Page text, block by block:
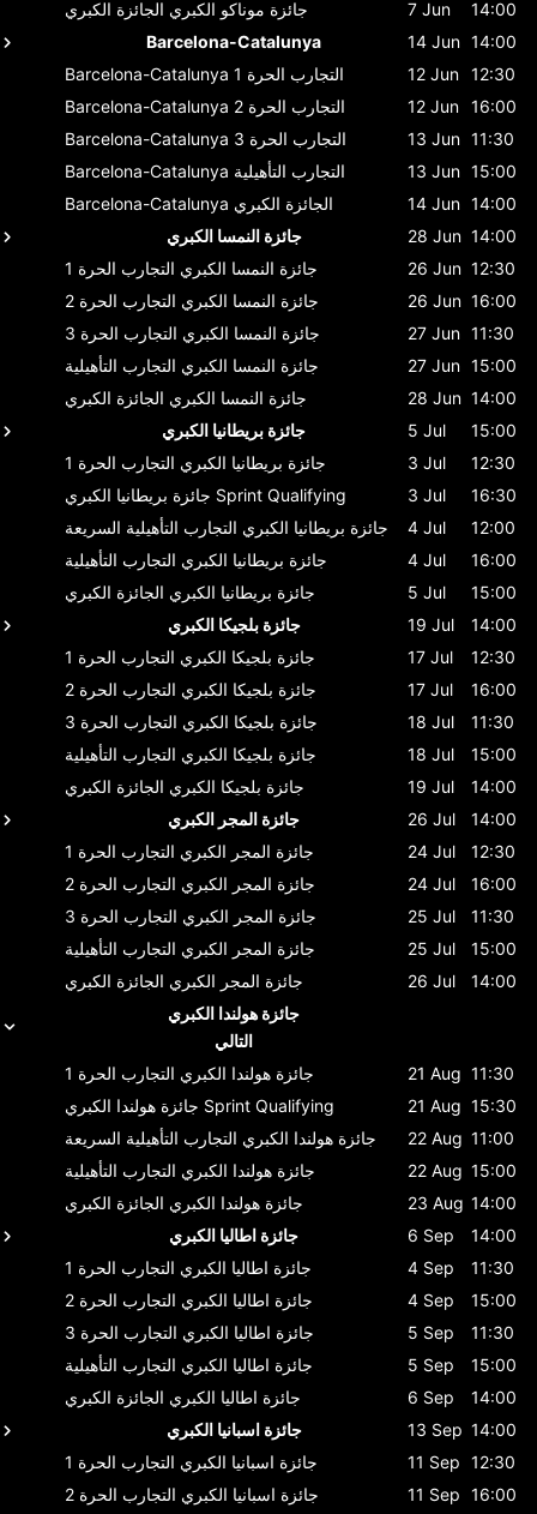
جائزة موناكو الكبري الجائزة الكبري 7 Jun
14:00
Barcelona-Catalunya
14 Jun 14:00
Barcelona-Catalunya
التجارب الحرة 1 12 Jun 12:30
Barcelona-Catalunya
التجارب الحرة 2 12 Jun 16:00
Barcelona-Catalunya
التجارب الحرة 3 13 Jun 11:30
Barcelona-Catalunya التجارب التأهيلية 13 Jun 15:00
Barcelona-Catalunya الجائزة الكبري 14 Jun 14:00
جائزة النمسا الكبري
28 Jun 14:00
جائزة النمسا الكبري التجارب الحرة 1 26 Jun 12:30
جائزة النمسا الكبري التجارب الحرة 2 26 Jun 16:00
جائزة النمسا الكبري التجارب الحرة 3 27 Jun 11:30
جائزة النمسا الكبري التجارب التأهيلية 27 Jun 15:00
جائزة النمسا الكبري الجائزة الكبري 28 Jun 14:00
جائزة بريطانيا الكبري
5 Jul
15:00
جائزة بريطانيا الكبري التجارب الحرة 1 3 Jul
12:30
جائزة بريطانيا الكبري Sprint Qualifying 3 Jul
16:30
جائزة بريطانيا الكبري التجارب التأهيلية السريعة 4 Jul
12:00
جائزة بريطانيا الكبري التجارب التأهيلية 4 Jul
16:00
جائزة بريطانيا الكبري الجائزة الكبري 5 Jul
15:00
جائزة بلجيكا الكبري
19 Jul
14:00
جائزة بلجيكا الكبري التجارب الحرة 1 17 Jul
12:30
جائزة بلجيكا الكبري التجارب الحرة 2 17 Jul
16:00
جائزة بلجيكا الكبري التجارب الحرة 3 18 Jul
11:30
جائزة بلجيكا الكبري التجارب التأهيلية 18 Jul
15:00
جائزة بلجيكا الكبري الجائزة الكبري 19 Jul
14:00
جائزة المجر الكبري
26 Jul
14:00
جائزة المجر الكبري التجارب الحرة 1 24 Jul
12:30
جائزة المجر الكبري التجارب الحرة 2 24 Jul
16:00
جائزة المجر الكبري التجارب الحرة 3 25 Jul
11:30
جائزة المجر الكبري التجارب التأهيلية 25 Jul
15:00
جائزة المجر الكبري الجائزة الكبري 26 Jul
14:00
جائزة هولندا الكبري
التالي
جائزة هولندا الكبري التجارب الحرة 1 21 Aug 11:30
جائزة هولندا الكبري Sprint Qualifying 21 Aug 15:30
جائزة هولندا الكبري التجارب التأهيلية السريعة 22 Aug 11:00
جائزة هولندا الكبري التجارب التأهيلية 22 Aug 15:00
جائزة هولندا الكبري الجائزة الكبري 23 Aug 14:00
جائزة اطاليا الكبري
6 Sep
14:00
جائزة اطاليا الكبري التجارب الحرة 1 4 Sep
11:30
جائزة اطاليا الكبري التجارب الحرة 2 4 Sep
15:00
جائزة اطاليا الكبري التجارب الحرة 3 5 Sep
11:30
جائزة اطاليا الكبري التجارب التأهيلية 5 Sep
15:00
جائزة اطاليا الكبري الجائزة الكبري 6 Sep
14:00
جائزة اسبانيا الكبري
13 Sep 14:00
جائزة اسبانيا الكبري التجارب الحرة 1 11 Sep 12:30
جائزة اسبانيا الكبري التجارب الحرة 2 11 Sep 16:00